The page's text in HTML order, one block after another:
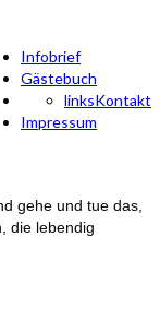
Infobrief
Gästebuch
Kontakt
links
Impressum
gehe und tue das,
die lebendig